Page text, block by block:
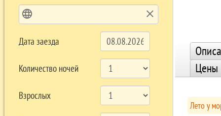
language clear
Дата заезда
Количество ночей
Взрослых
Цены
Лето у